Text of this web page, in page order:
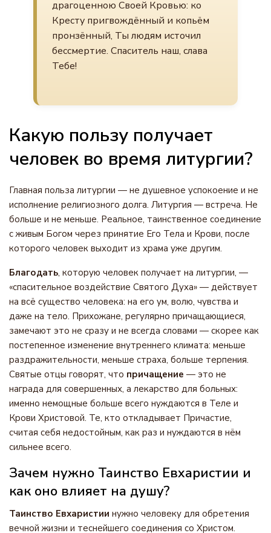
драгоценною Своей Кровью: ко
Кресту пригвождённый и копьём
пронзённый, Ты людям источил
бессмертие. Спаситель наш, слава
Тебе!
Какую пользу получает
человек во время литургии?
Главная польза литургии — не душевное успокоение и не
исполнение религиозного долга. Литургия — встреча. Не
больше и не меньше. Реальное, таинственное соединение
с живым Богом через принятие Его Тела и Крови, после
которого человек выходит из храма уже другим.
Благодать, которую человек получает на литургии, —
«спасительное воздействие Святого Духа» — действует
на всё существо человека: на его ум, волю, чувства и
даже на тело. Прихожане, регулярно причащающиеся,
замечают это не сразу и не всегда словами — скорее как
постепенное изменение внутреннего климата: меньше
раздражительности, меньше страха, больше терпения.
Святые отцы говорят, что причащение — это не
награда для совершенных, а лекарство для больных:
именно немощные больше всего нуждаются в Теле и
Крови Христовой. Те, кто откладывает Причастие,
считая себя недостойным, как раз и нуждаются в нём
сильнее всего.
Зачем нужно Таинство Евхаристии и
как оно влияет на душу?
Таинство Евхаристии нужно человеку для обретения
вечной жизни и теснейшего соединения со Христом.